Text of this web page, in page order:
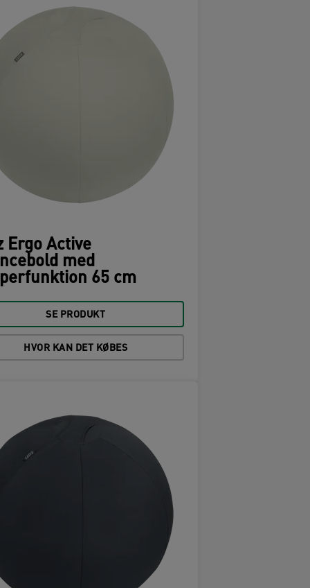
Ergo Active
med
65 cm
SE PRODUKT
HVOR KAN DET KØBES